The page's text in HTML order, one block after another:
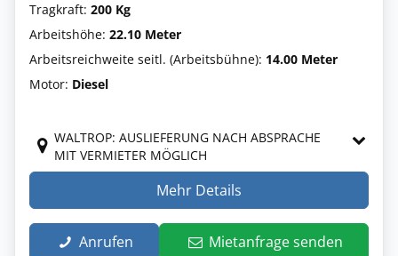
Tragkraft: 200 Kg
Arbeitshöhe: 22.10 Meter
Arbeitsreichweite seitl. (Arbeitsbühne): 14.00 Meter
Motor: Diesel
WALTROP: AUSLIEFERUNG NACH ABSPRACHE
MIT VERMIETER MÖGLICH
Mehr Details
Anrufen Mietanfrage senden